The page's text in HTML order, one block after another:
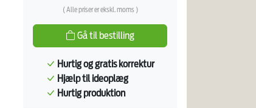
( Alle priser er ekskl. moms )
Gå til bestilling
Hurtig og gratis korrektur
Hjælp til ideoplæg
Hurtig produktion